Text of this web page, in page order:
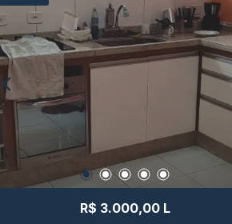
este incrível apartamento no Signature
Royal Park.
essenciais. Ideal para quem deseja
morar com qualidade de vida ou fazer
um excelente investimento! Entre em
contato para mais informações e
agende sua visita. Venha conhecer de
perto e se encantar com o seu novo lar!
R$ 3.000,00 L